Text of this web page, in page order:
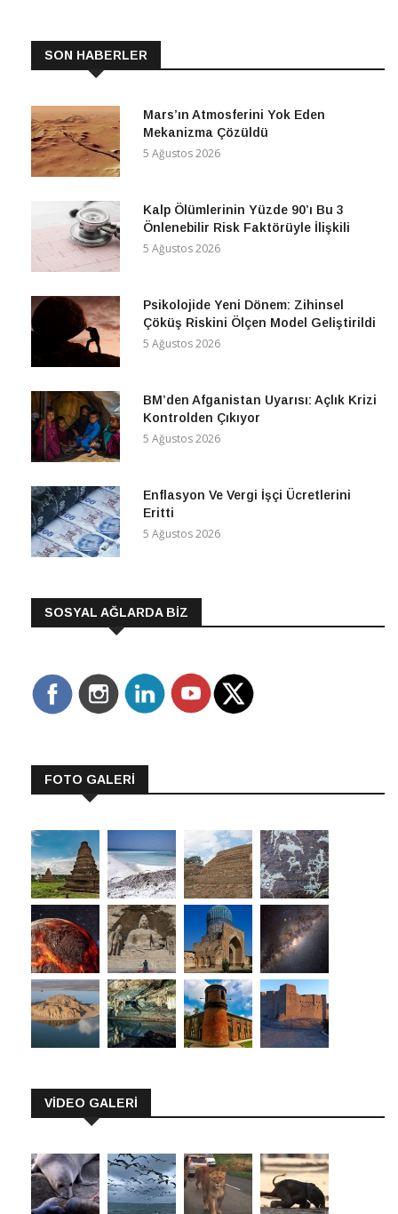
SON HABERLER
Mars’ın Atmosferini Yok Eden
Mekanizma Çözüldü
5 Ağustos 2026
Kalp Ölümlerinin Yüzde 90’ı Bu 3
Önlenebilir Risk Faktörüyle İlişkili
5 Ağustos 2026
Psikolojide Yeni Dönem: Zihinsel
Çöküş Riskini Ölçen Model Geliştirildi
5 Ağustos 2026
BM’den Afganistan Uyarısı: Açlık Krizi
Kontrolden Çıkıyor
5 Ağustos 2026
Enflasyon Ve Vergi İşçi Ücretlerini
Eritti
5 Ağustos 2026
SOSYAL AĞLARDA BİZ
FOTO GALERİ
VİDEO GALERİ